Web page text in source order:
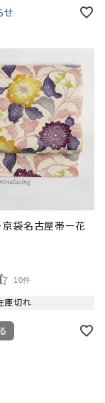
せ
京袋名古屋帯ー花
10件
庫切れ